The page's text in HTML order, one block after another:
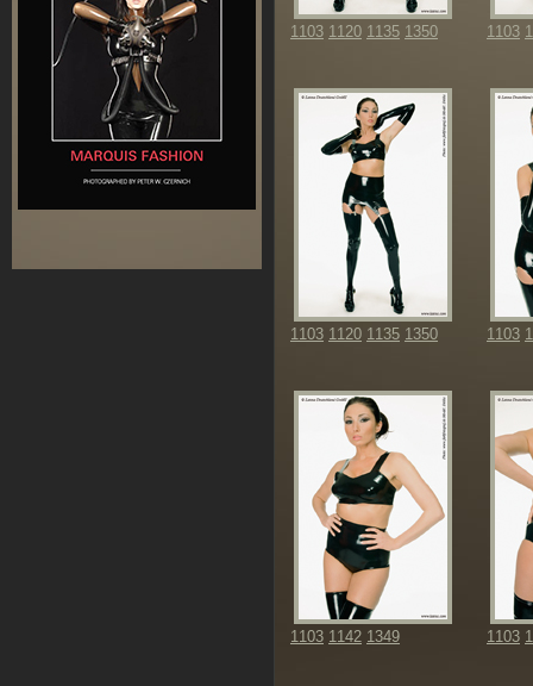
1103 1120 1135 1350 1103
1103 1120 1135 1350 1103
1103 1142 1349 1103